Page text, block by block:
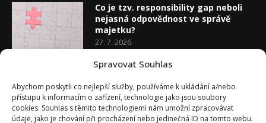
Spravovat Souhlas
Abychom poskytli co nejlepší služby, používáme k ukládání a/nebo
přístupu k informacím o zařízení, technologie jako jsou soubory
cookies. Souhlas s těmito technologiemi nám umožní zpracovávat
údaje, jako je chování při procházení nebo jedinečná ID na tomto webu.
Co je tzv. responsibility gap neboli
nejasná odpovědnost ve správě
majetku?
27. 7. 2026
20. 7. 2026